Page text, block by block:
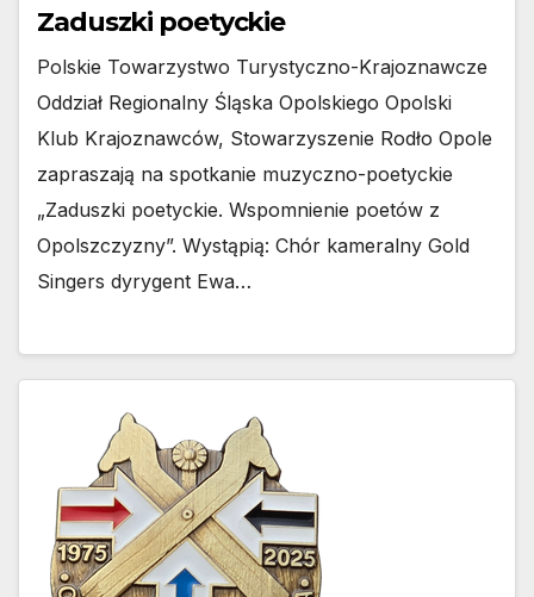
Zaduszki poetyckie
Polskie Towarzystwo Turystyczno-Krajoznawcze
Oddział Regionalny Śląska Opolskiego Opolski
Klub Krajoznawców, Stowarzyszenie Rodło Opole
zapraszają na spotkanie muzyczno-poetyckie
„Zaduszki poetyckie. Wspomnienie poetów z
Opolszczyzny”. Wystąpią: Chór kameralny Gold
Singers dyrygent Ewa…